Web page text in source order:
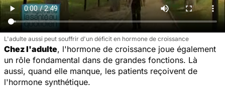
L'adulte aussi peut souffrir d'un déficit en hormone de croissance
Chez l'adulte, l'hormone de croissance joue également
un rôle fondamental dans de grandes fonctions. Là
aussi, quand elle manque, les patients reçoivent de
l'hormone synthétique.